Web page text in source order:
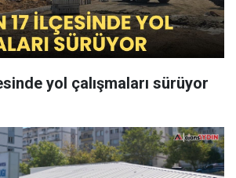
yol çalışmaları sürüyor